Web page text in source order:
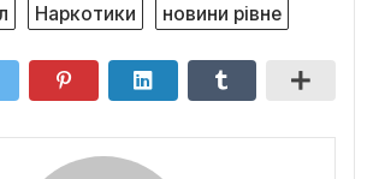
Наркотики новини рівне